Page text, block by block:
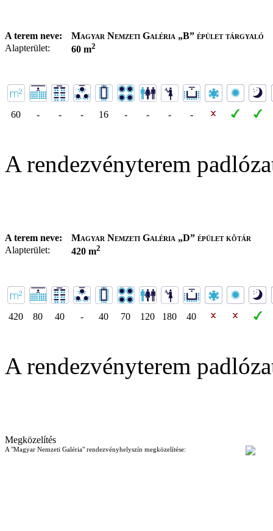
A terem neve:
Magyar Nemzeti Galéria „B” épület tárgyaló
Alapterület:
60 m2
60 - - - 16 - - - -
A rendezvényterem
A terem neve:
Magyar Nemzeti Galéria „D” épület kõtár
Alapterület:
420 m2
420 80 40 - 40 70 120 180 40
A rendezvényterem
Megközelítés
A "Magyar Nemzeti Galéria" rendezvényhelyszín megközelítése: